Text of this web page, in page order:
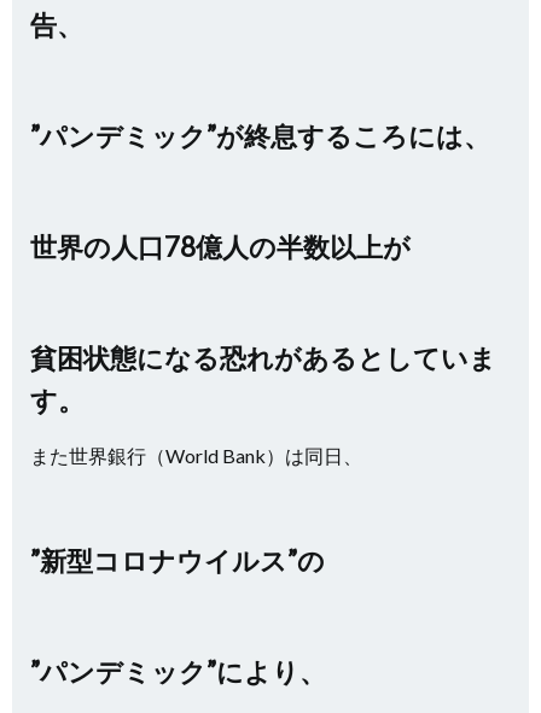
告、
”パンデミック”が終息するころには、
世界の人口78億人の半数以上が
貧困状態になる恐れがあるとしていま
す。
また世界銀行（World Bank）は同日、
”新型コロナウイルス”の
”パンデミック”により、